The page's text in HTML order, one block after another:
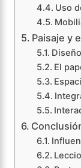
Uso
Paisaje y
El